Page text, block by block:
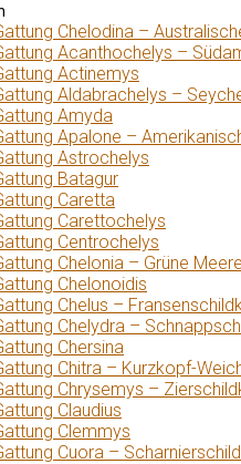
Chelodina –
Acanthochelys –
Actinemys
Aldabrachelys –
Amyda
Apalone –
Astrochelys
Batagur
Caretta
Carettochelys
Centrochelys
Chelonia – Grüne
Chelonoidis
Chelus –
Chelydra –
Chersina
Chitra – Kurzkopf-
Chrysemys –
Claudius
Clemmys
Cuora –